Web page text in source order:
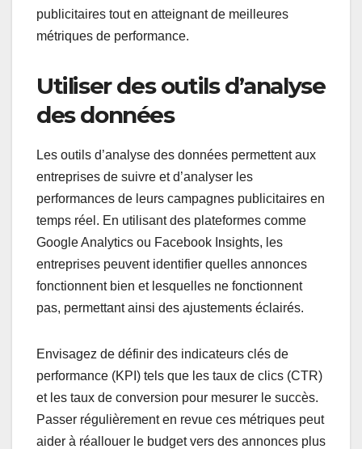
publicitaires tout en atteignant de meilleures
métriques de performance.
Utiliser des outils d’analyse
des données
Les outils d’analyse des données permettent aux
entreprises de suivre et d’analyser les
performances de leurs campagnes publicitaires en
temps réel. En utilisant des plateformes comme
Google Analytics ou Facebook Insights, les
entreprises peuvent identifier quelles annonces
fonctionnent bien et lesquelles ne fonctionnent
pas, permettant ainsi des ajustements éclairés.
Envisagez de définir des indicateurs clés de
performance (KPI) tels que les taux de clics (CTR)
et les taux de conversion pour mesurer le succès.
Passer régulièrement en revue ces métriques peut
aider à réallouer le budget vers des annonces plus